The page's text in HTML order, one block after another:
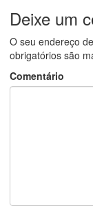
Deixe um
O seu endereço
obrigatórios são
Comentário